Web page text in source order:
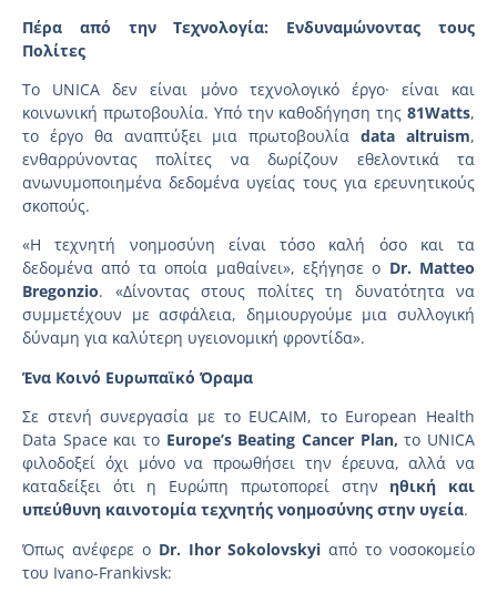
Πέρα από την Τεχνολογία: Ενδυναμώνοντας τους
Πολίτες
Το UNICA δεν είναι μόνο τεχνολογικό έργο· είναι και
κοινωνική πρωτοβουλία. Υπό την καθοδήγηση της 81Watts,
το έργο θα αναπτύξει μια πρωτοβουλίαdata altruism,
ενθαρρύνοντας πολίτες να δωρίζουν εθελοντικά τα
ανωνυμοποιημένα δεδομένα υγείας τους για ερευνητικούς
σκοπούς.
«Η τεχνητή νοημοσύνη είναι τόσο καλή όσο και τα
δεδομένα από τα οποία μαθαίνει», εξήγησε ο Dr. Matteo
Bregonzio. «Δίνοντας στους πολίτες τη δυνατότητα να
συμμετέχουν με ασφάλεια, δημιουργούμε μια συλλογική
δύναμη για καλύτερη υγειονομική φροντίδα».
Ένα Κοινό Ευρωπαϊκό Όραμα
Σε στενή συνεργασία με το EUCAIM, το European Health
Data Space και το Europe’sBeating Cancer Plan, το UNICA
φιλοδοξεί όχι μόνο να προωθήσει την έρευνα, αλλά να
καταδείξει ότι η Ευρώπη πρωτοπορεί στην ηθική και
υπεύθυνη καινοτομία τεχνητής νοημοσύνης στην υγεία.
Όπως ανέφερε ο Dr. IhorSokolovskyi από το νοσοκομείο
του Ivano-Frankivsk: